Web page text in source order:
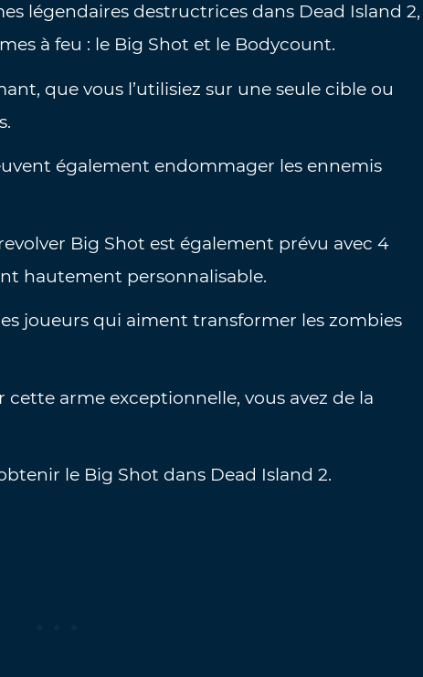
légendaires destructrices dans Dead Island 2,
à feu : le Big Shot et le Bodycount.
que vous l’utilisiez sur une seule cible ou
également endommager les ennemis
Big Shot est également prévu avec 4
hautement personnalisable.
joueurs qui aiment transformer les zombies
arme exceptionnelle, vous avez de la
le Big Shot dans Dead Island 2.